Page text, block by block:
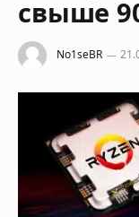
свыше
No1seBR